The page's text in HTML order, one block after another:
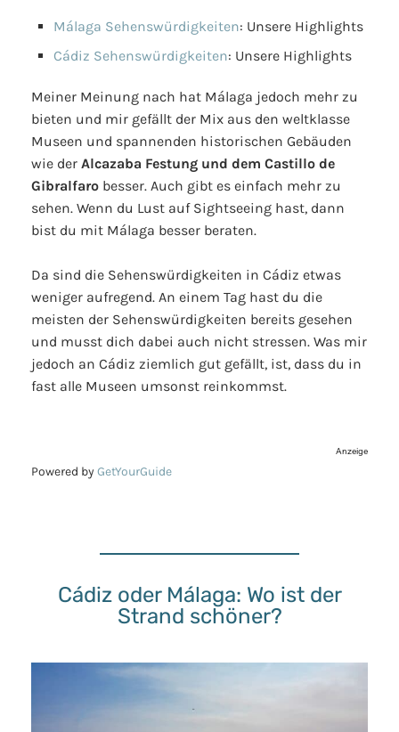
Málaga Sehenswürdigkeiten: Unsere Highlights
Cádiz Sehenswürdigkeiten: Unsere Highlights
Meiner Meinung nach hat Málaga jedoch mehr zu
bieten und mir gefällt der Mix aus den weltklasse
Museen und spannenden historischen Gebäuden
wie der Alcazaba Festung und dem Castillo de
Gibralfaro besser. Auch gibt es einfach mehr zu
sehen. Wenn du Lust auf Sightseeing hast, dann
bist du mit Málaga besser beraten.
Da sind die Sehenswürdigkeiten in Cádiz etwas
weniger aufregend. An einem Tag hast du die
meisten der Sehenswürdigkeiten bereits gesehen
und musst dich dabei auch nicht stressen. Was mir
jedoch an Cádiz ziemlich gut gefällt, ist, dass du in
fast alle Museen umsonst reinkommst.
Anzeige
Powered by GetYourGuide
Cádiz oder Málaga: Wo ist der
Strand schöner?